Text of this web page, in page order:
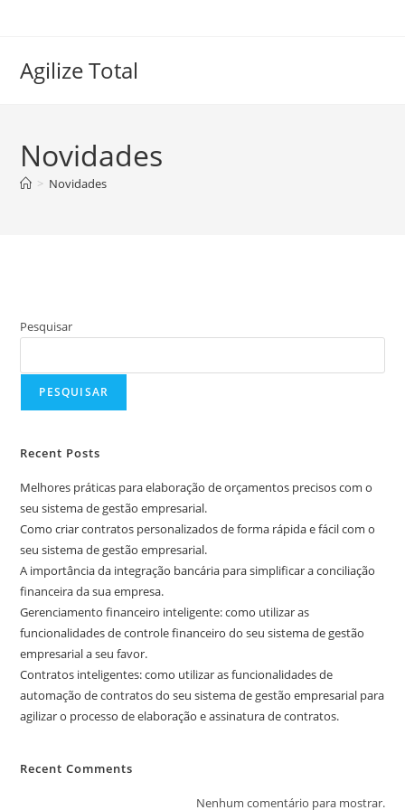
Agilize Total
Novidades
> Novidades
Pesquisar
PESQUISAR
Recent Posts
Melhores práticas para elaboração de orçamentos precisos com o
seu sistema de gestão empresarial.
Como criar contratos personalizados de forma rápida e fácil com o
seu sistema de gestão empresarial.
A importância da integração bancária para simplificar a conciliação
financeira da sua empresa.
Gerenciamento financeiro inteligente: como utilizar as
funcionalidades de controle financeiro do seu sistema de gestão
empresarial a seu favor.
Contratos inteligentes: como utilizar as funcionalidades de
automação de contratos do seu sistema de gestão empresarial para
agilizar o processo de elaboração e assinatura de contratos.
Recent Comments
Nenhum comentário para mostrar.